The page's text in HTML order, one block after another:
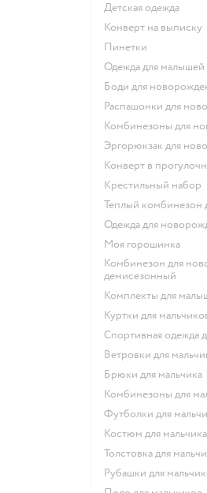
Детская одежда
Конверт на выписку
Пинетки
Одежда для малышей
Боди для
Распашонки для
Комбинезоны для
Эргорюкзак для
Конверт в
Крестильный набор
Теплый
Одежда для
Моя горошинка
Комбинезон для новорожденных
демисезонный
Комплекты для
Куртки для
Спортивная одежда
Ветровки для
Брюки для мальчика
Комбинезоны для
Футболки для
Костюм для мальчика
Толстовка для
Рубашки для